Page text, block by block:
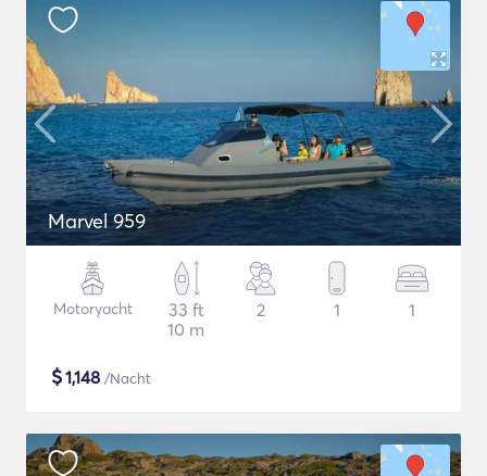
Marvel 959
Motoryacht
33 ft
10 m
2 1 1
$1,148 /Nacht